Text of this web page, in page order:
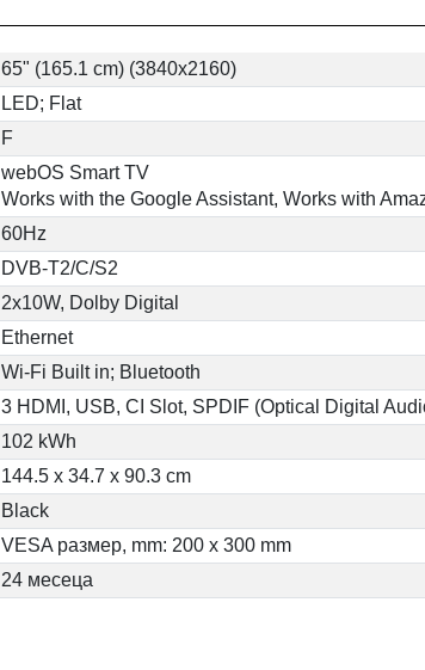
65" (165.1 cm) (3840x2160)
LED; Flat
F
webOS Smart TV
Works with the Google Assistant, Works with
60Hz
DVB-T2/C/S2
2x10W, Dolby Digital
Ethernet
Wi-Fi Built in; Bluetooth
3 HDMI, USB, CI Slot, SPDIF (Optical Digital
102 kWh
144.5 x 34.7 x 90.3 cm
Black
VESA размер, mm: 200 x 300 mm
24 месеца